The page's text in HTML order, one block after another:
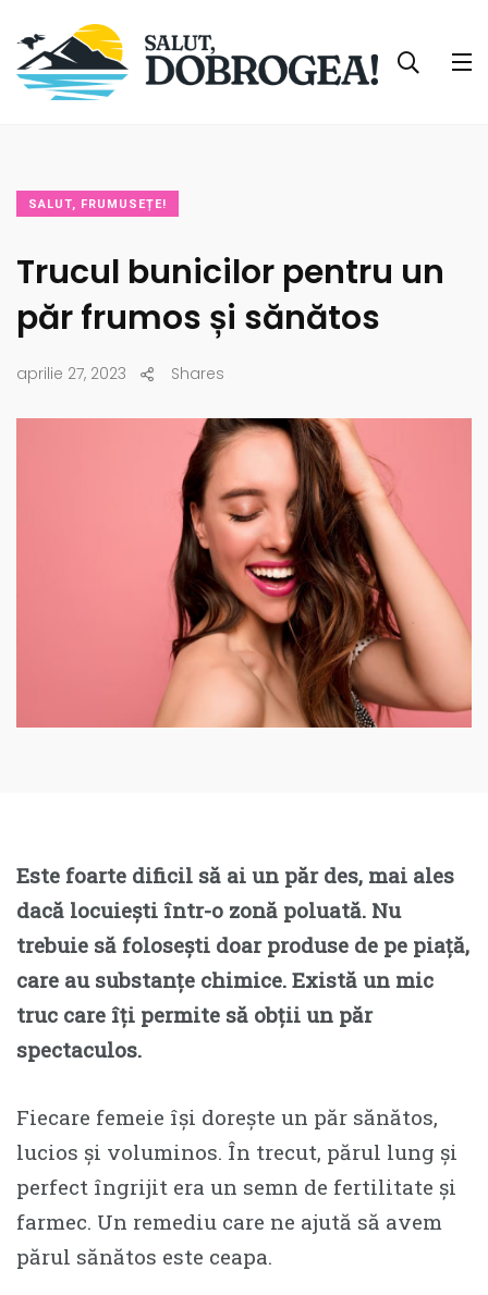
SALUT, FRUMUSEȚE!
Trucul bunicilor pentru un
păr frumos și sănătos
aprilie 27, 2023 Shares
Este foarte dificil să ai un păr des, mai ales
dacă locuiești într-o zonă poluată. Nu
trebuie să folosești doar produse de pe piață,
care au substanțe chimice. Există un mic
truc care îți permite să obții un păr
spectaculos.
Fiecare femeie își dorește un păr sănătos,
lucios și voluminos. În trecut, părul lung și
perfect îngrijit era un semn de fertilitate și
farmec. Un remediu care ne ajută să avem
părul sănătos este ceapa.